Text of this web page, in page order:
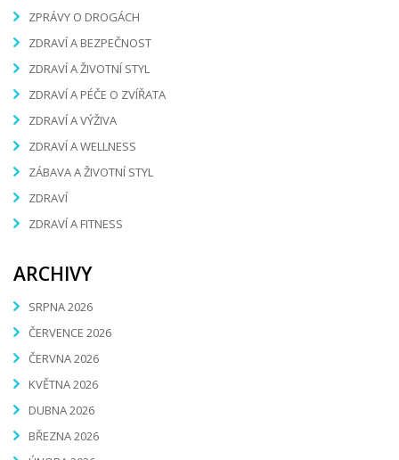
ZPRÁVY O DROGÁCH
ZDRAVÍ A BEZPEČNOST
ZDRAVÍ A ŽIVOTNÍ STYL
ZDRAVÍ A PÉČE O ZVÍŘATA
ZDRAVÍ A VÝŽIVA
ZDRAVÍ A WELLNESS
ZÁBAVA A ŽIVOTNÍ STYL
ZDRAVÍ
ZDRAVÍ A FITNESS
ARCHIVY
SRPNA 2026
ČERVENCE 2026
ČERVNA 2026
KVĚTNA 2026
DUBNA 2026
BŘEZNA 2026